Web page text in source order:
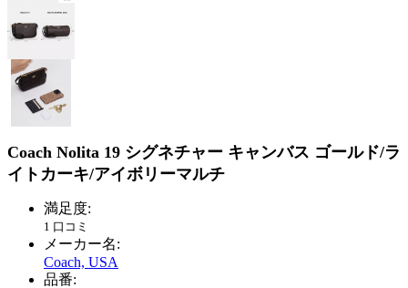
Coach Nolita 19 シグネチャー キャンバス ゴールド/ラ
イトカーキ/アイボリーマルチ
満足度:
1 口コミ
メーカー名:
Coach, USA
品番: